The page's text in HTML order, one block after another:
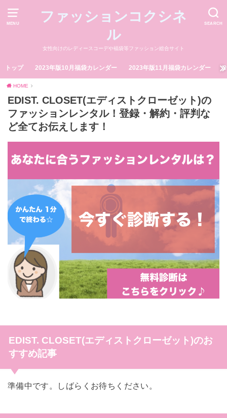
MENU SEARCH
ファッションコクシネ
ル
女性向けのレディースコーデや福袋等ファッション総合サイト
トップ 2023年版10月福袋カレンダー 2023年版11月福袋カレンダー
HOME
EDIST. CLOSET(エディストクローゼット)の
ファッションレンタル！登録・解約・評判な
ど全てお伝えします！
EDIST. CLOSET(エディストクローゼット)のお
すすめ記事
準備中です。しばらくお待ちください。